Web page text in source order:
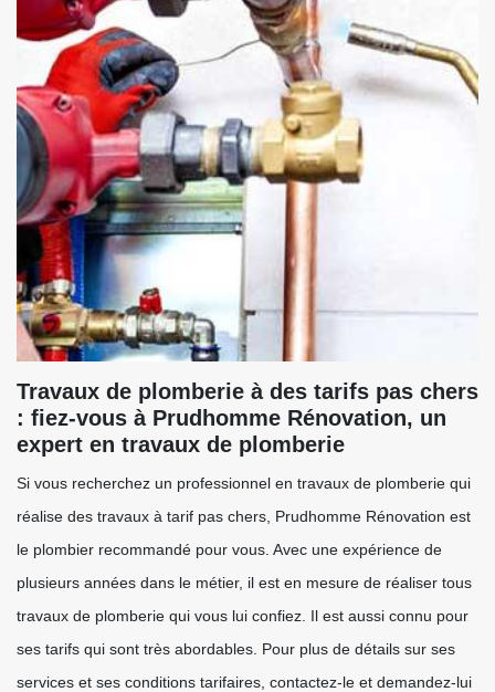
Travaux de plomberie à des tarifs pas chers
: fiez-vous à Prudhomme Rénovation, un
expert en travaux de plomberie
Si vous recherchez un professionnel en travaux de plomberie qui
réalise des travaux à tarif pas chers, Prudhomme Rénovation est
le plombier recommandé pour vous. Avec une expérience de
plusieurs années dans le métier, il est en mesure de réaliser tous
travaux de plomberie qui vous lui confiez. Il est aussi connu pour
ses tarifs qui sont très abordables. Pour plus de détails sur ses
services et ses conditions tarifaires, contactez-le et demandez-lui